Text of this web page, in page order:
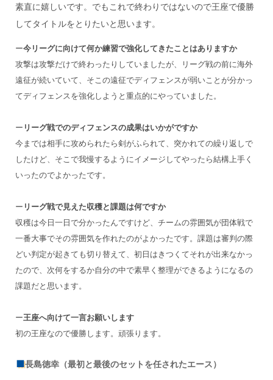
素直に嬉しいです。でもこれで終わりではないので王座で優勝
してタイトルをとりたいと思います。
ー今リーグに向けて何か練習で強化してきたことはありますか
攻撃は攻撃だけで終わったりしていましたが、リーグ戦の前に海外
遠征が続いていて、そこの遠征でディフェンスが弱いことが分かっ
てディフェンスを強化しようと重点的にやっていました。
ー リーグ戦でのディフェンスの成果はいかがですか
今までは相手に攻められたら剣がふられて、突かれての繰り返しで
したけど、そこで我慢するようにイメージしてやったら結構上手く
いったのでよかったです。
ー リーグ戦で見えた収穫と課題は何ですか
収穫は今日一日で分かったんですけど、チームの雰囲気が団体戦で
一番大事でその雰囲気を作れたのがよかったです。課題は審判の際
どい判定が起きても切り替えて、初日はきつくてそれが出来なかっ
たので、次何をするか自分の中で素早く整理ができるようになるの
課題だと思います。
ー王座へ向けて一言お願いします
初の王座なので優勝します。頑張ります。
長島徳幸（最初と最後のセットを任されたエース）